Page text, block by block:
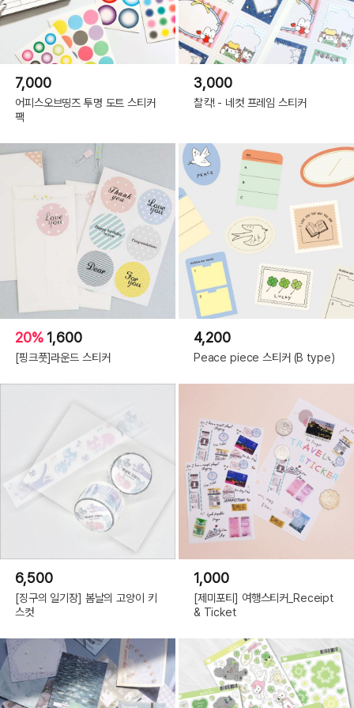
7,000
어피스오브띵즈 투명 도트 스티커
팩
3,000
찰칵! - 네컷 프레임 스티커
20% 1,600
[핑크풋]라운드 스티커
4,200
Peace piece 스티커 (B type)
6,500
[징구의 일기장] 봄날의 고양이 키
스컷
1,000
[제미포티] 여행스티커_Receipt
& Ticket